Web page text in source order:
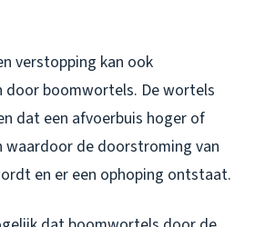
verstopping kan ook
boomwortels. De wortels
dat een afvoerbuis hoger of
de doorstroming van
en er een ophoping ontstaat.